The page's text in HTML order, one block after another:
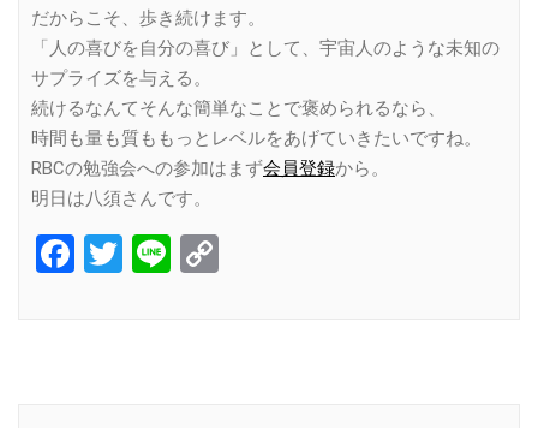
だからこそ、歩き続けます。
「人の喜びを自分の喜び」として、宇宙人のような未知の
サプライズを与える。
続けるなんてそんな簡単なことで褒められるなら、
時間も量も質ももっとレベルをあげていきたいですね。
RBCの勉強会への参加はまず会員登録から。
明日は八須さんです。
Facebook
Twitter
Line